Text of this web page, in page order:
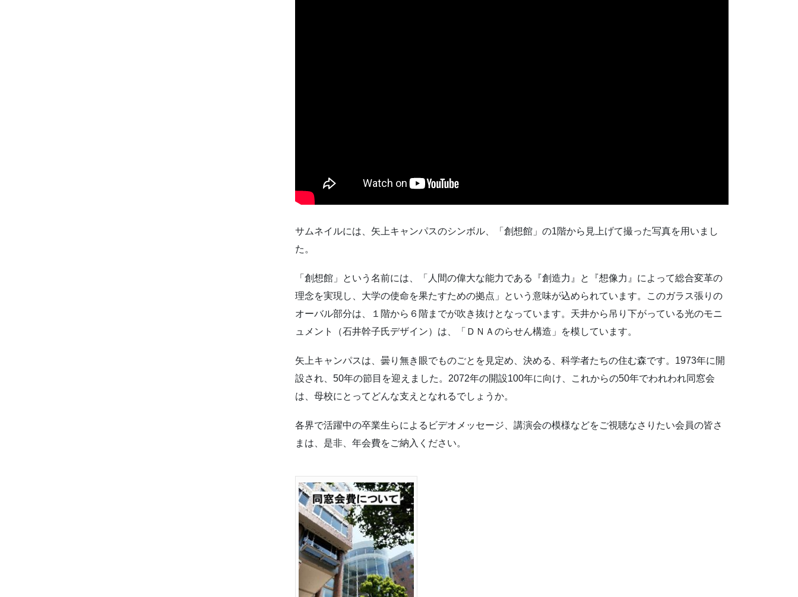
サムネイルには、矢上キャンパスのシンボル、「創想館」の1階から見上げて撮った写真を用いまし
た。
「創想館」という名前には、「人間の偉大な能力である『創造力』と『想像力』によって総合変革の
理念を実現し、大学の使命を果たすための拠点」という意味が込められています。このガラス張りの
オーバル部分は、１階から６階までが吹き抜けとなっています。天井から吊り下がっている光のモニ
ュメント（石井幹子氏デザイン）は、「ＤＮＡのらせん構造」を模しています。
矢上キャンパスは、曇り無き眼でものごとを見定め、決める、科学者たちの住む森です。1973年に開
設され、50年の節目を迎えました。2072年の開設100年に向け、これからの50年でわれわれ同窓会
は、母校にとってどんな支えとなれるでしょうか。
各界で活躍中の卒業生らによるビデオメッセージ、講演会の模様などをご視聴なさりたい会員の皆さ
まは、是非、年会費をご納入ください。